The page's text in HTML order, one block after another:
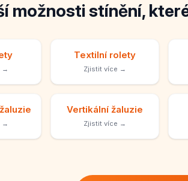
možnosti stínění,
→
Textilní rolety
Zjistit více →
→
Vertikální žaluzie
Zjistit více →